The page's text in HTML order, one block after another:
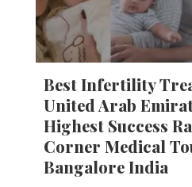
Best Infertility
United Arab
Highest Success
Corner Medical
Bangalore India